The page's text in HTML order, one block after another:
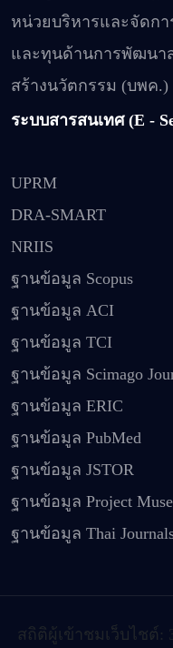
หน่วยบริหารและจัดก
และทุนด้านการพัฒนา
สร้างนวัตกรรม (บพค.)
ระบบสารสนเทศ (E -
UPRM
DRA-SMART
NRIIS
ฐานข้อมูล Scopus
ฐานข้อมูล ACI
ฐานข้อมูล TCI
ฐานข้อมูล Scimago
ฐานข้อมูล ERIC
ฐานข้อมูล PubMed
ฐานข้อมูล JSTOR
ฐานข้อมูล Project Muse
ฐานข้อมูล Thai
สถิติผู้เข้าชมเว็บไชต์: